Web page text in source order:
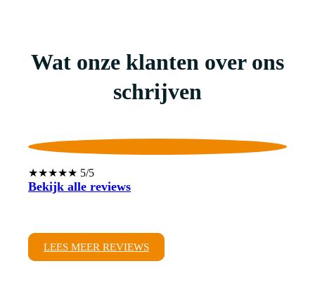
Wat onze klanten over ons
schrijven
★★★★★ 5/5
Bekijk alle reviews
LEES MEER REVIEWS